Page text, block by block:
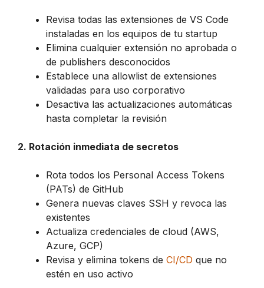
Revisa todas las extensiones de VS Code
instaladas en los equipos de tu startup
Elimina cualquier extensión no aprobada o
de publishers desconocidos
Establece una allowlist de extensiones
validadas para uso corporativo
Desactiva las actualizaciones automáticas
hasta completar la revisión
2. Rotación inmediata de secretos
Rota todos los Personal Access Tokens
(PATs) de GitHub
Genera nuevas claves SSH y revoca las
existentes
Actualiza credenciales de cloud (AWS,
Azure, GCP)
Revisa y elimina tokens de CI/CD que no
estén en uso activo